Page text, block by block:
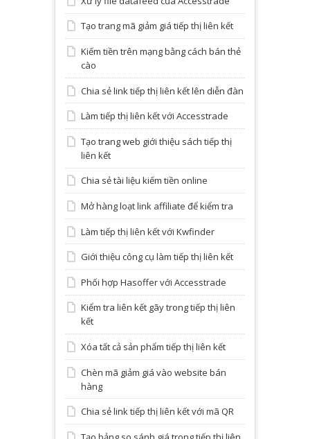
Tạo trang mã giảm giá tiếp thị liên kết
Kiếm tiền trên mạng bằng cách bán thẻ
cào
Chia sẻ link tiếp thị liên kết lên diễn đàn
Làm tiếp thị liên kết với Accesstrade
Tạo trang web giới thiệu sách tiếp thị
liên kết
Chia sẻ tài liệu kiếm tiền online
Mở hàng loạt link affiliate để kiểm tra
Làm tiếp thị liên kết với Kwfinder
Giới thiệu công cụ làm tiếp thị liên kết
Phối hợp Hasoffer với Accesstrade
Kiểm tra liên kết gãy trong tiếp thị liên
kết
Xóa tất cả sản phẩm tiếp thị liên kết
Chèn mã giảm giá vào website bán
hàng
Chia sẻ link tiếp thị liên kết với mã QR